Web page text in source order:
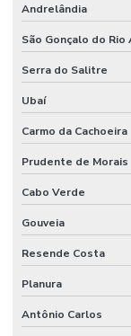
Terceirização de
Andrelândia
São Gonçalo do Rio
Serra do Salitre
Ubaí
Carmo da Cachoeira
Prudente de Morais
Cabo Verde
Gouveia
Resende Costa
Planura
Antônio Carlos